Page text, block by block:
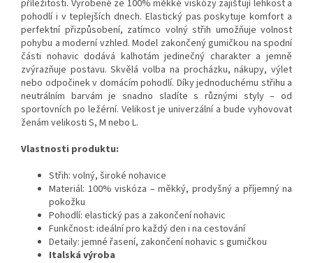
příležitosti. Vyrobené ze 100% měkké viskózy zajišťují lehkost a
pohodlí i v teplejších dnech. Elastický pas poskytuje komfort a
perfektní přizpůsobení, zatímco volný střih umožňuje volnost
pohybu a moderní vzhled. Model zakončený gumičkou na spodní
části nohavic dodává kalhotám jedinečný charakter a jemně
zvýrazňuje postavu. Skvělá volba na procházku, nákupy, výlet
nebo odpočinek v domácím pohodlí. Díky jednoduchému střihu a
neutrálním barvám je snadno sladíte s různými styly – od
sportovních po ležérní. Velikost je univerzální a bude vyhovovat
ženám velikosti S, M nebo L.
Vlastnosti produktu:
Střih: volný, široké nohavice
Materiál: 100% viskóza – měkký, prodyšný a příjemný na
pokožku
Pohodlí: elastický pas a zakončení nohavic
Funkčnost: ideální pro každý den i na cestování
Detaily: jemné řasení, zakončení nohavic s gumičkou
Italská výroba